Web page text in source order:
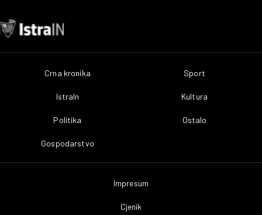
Crna kronika
IstraIn
Politika
Gospodarstvo
Sport
Kultura
Ostalo
Impresum
Cjenik